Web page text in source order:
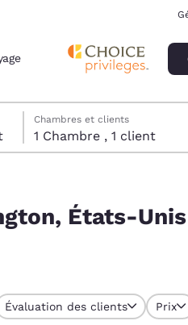
Canada
Chambres et clients
1 Chambre , 1 client
États-Unis
Évaluation des clients Prix